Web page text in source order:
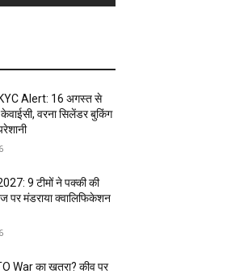
Alert: 16 अगस्त से
वरना सिलेंडर बुकिंग
9 टीमों ने पक्की की
पर मंडराया क्वालिफिकेशन
War का खतरा? कीव पर